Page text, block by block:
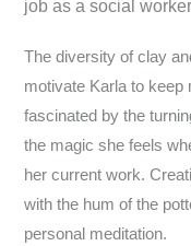
job as a social
The diversity of clay
motivate Karla to keep
fascinated by the
the magic she feels
her current work.
with the hum of the
personal meditation.